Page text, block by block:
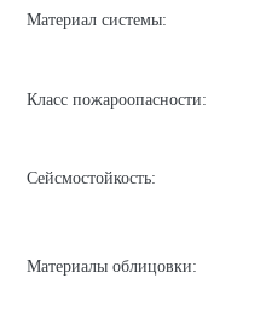
Материал системы:
Класс пожароопасности:
Сейсмостойкость:
Материалы облицовки: